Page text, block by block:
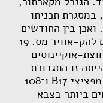
תכניתו
בין החודשים
ספטמבר לנובמבר 1941 הגיע לפיליפינים להק-אוויר מס. 19
אוקיינוסים
הייתה זו התגבורת
B17
ו־108
ביותר בצבא